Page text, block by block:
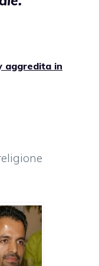
aggredita in